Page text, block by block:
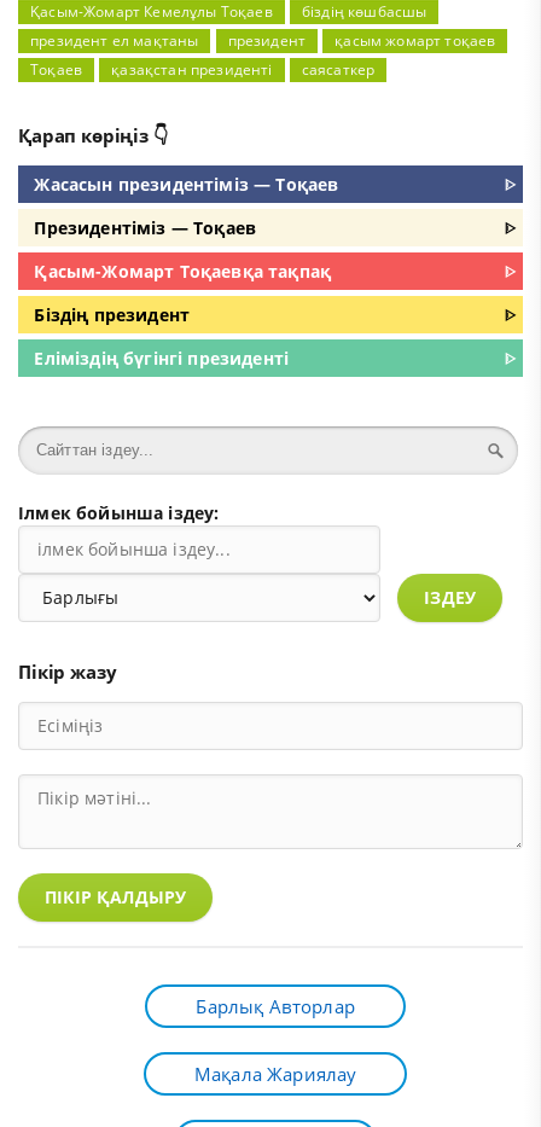
Қасым-Жомарт Кемелұлы Тоқаев
біздің көшбасшы
президент ел мақтаны
президент
қасым жомарт тоқаев
Тоқаев
қазақстан президенті саясаткер
Қарап көріңіз 👇
Жасасын президентіміз — Тоқаев
ᐈ
Президентіміз — Тоқаев
ᐈ
Қасым-Жомарт Тоқаевқа тақпақ
ᐈ
Біздің президент
ᐈ
Еліміздің бүгінгі президенті
ᐈ
Ілмек бойынша іздеу:
ІЗДЕУ
Пікір жазу
ПІКІР ҚАЛДЫРУ
Барлық Авторлар
Мақала Жариялау